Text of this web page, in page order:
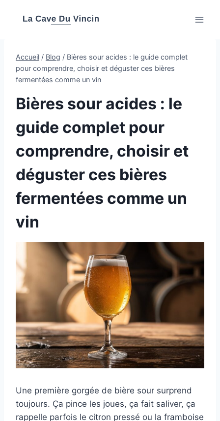
Accueil / Blog / Bières sour acides : le guide complet
pour comprendre, choisir et déguster ces bières
fermentées comme un vin
Bières sour acides : le
guide complet pour
comprendre, choisir et
déguster ces bières
fermentées comme un
vin
Une première gorgée de bière sour surprend
toujours. Ça pince les joues, ça fait saliver, ça
rappelle parfois le citron pressé ou la framboise